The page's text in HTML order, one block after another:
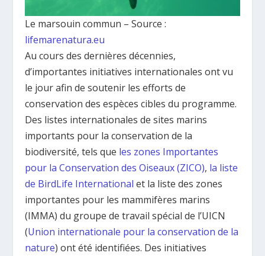
Le marsouin commun – Source :
lifemarenatura.eu
Au cours des dernières décennies,
d’importantes initiatives internationales ont vu
le jour afin de soutenir les efforts de
conservation des espèces cibles du programme.
Des listes internationales de sites marins
importants pour la conservation de la
biodiversité, tels que les zones Importantes
pour la Conservation des Oiseaux (ZICO), la liste
de BirdLife International et la liste des zones
importantes pour les mammifères marins
(IMMA) du groupe de travail spécial de l’UICN
(Union internationale pour la conservation de la
nature) ont été identifiées. Des initiatives